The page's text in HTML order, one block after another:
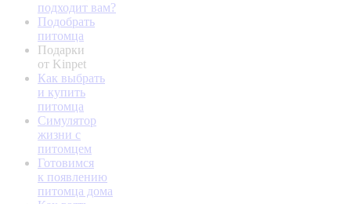
подходит вам?
Подобрать
питомца
Подарки
от Kinpet
Как выбрать
и купить
питомца
Симулятор
жизни с
питомцем
Готовимся
к появлению
питомца дома